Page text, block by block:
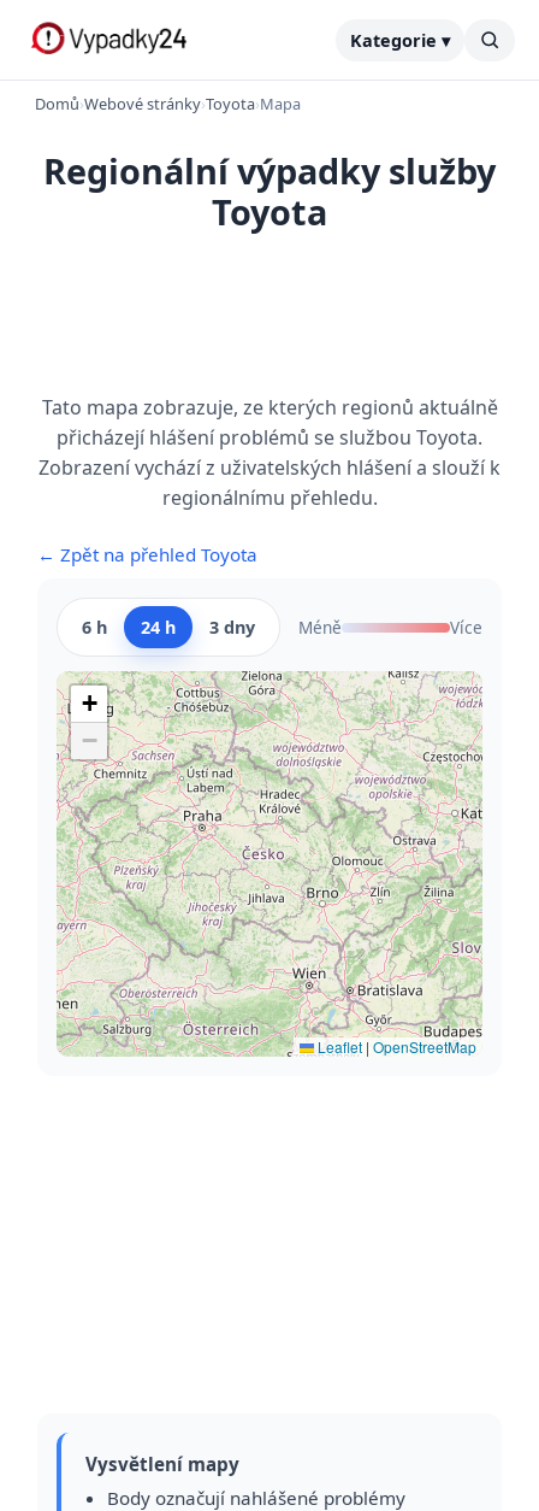
Kategorie ▾
Domů›Webové stránky›Toyota›Mapa
Regionální výpadky služby
Toyota
Tato mapa zobrazuje, ze kterých regionů aktuálně
přicházejí hlášení problémů se službou Toyota.
Zobrazení vychází z uživatelských hlášení a slouží k
regionálnímu přehledu.
← Zpět na přehled Toyota
6 h 24 h 3 dny Méně Více
+
−
Leaflet | OpenStreetMap
Vysvětlení mapy
Body označují nahlášené problémy